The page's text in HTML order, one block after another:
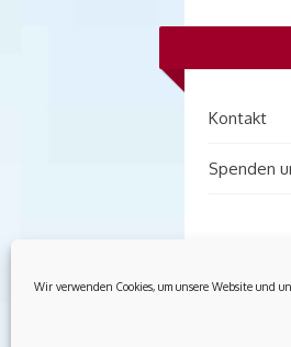
Wir verwenden Cookies, um unsere Website und
Kontakt
Spenden